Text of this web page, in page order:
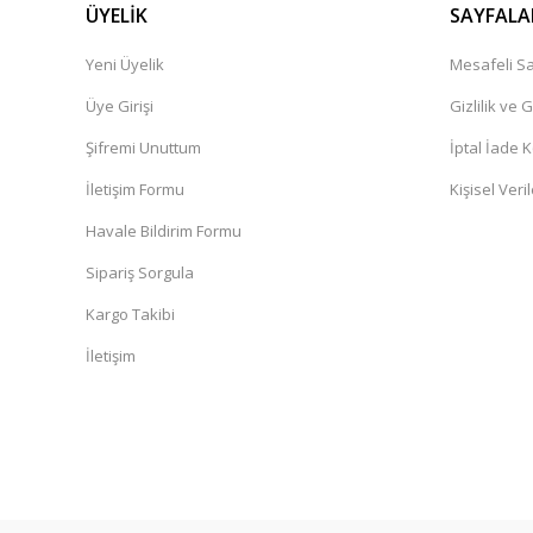
ÜYELİK
Yeni Üyelik
Üye Girişi
Şifremi Unuttum
İletişim Formu
Havale Bildirim Formu
Sipariş Sorgula
Kargo Takibi
İletişim
Mesafeli
Gizlilik ve
İptal İade
Kişisel